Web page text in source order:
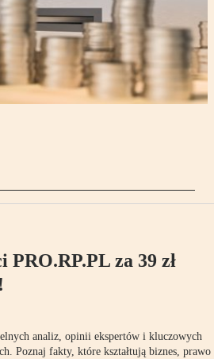
PRO.RP.PL za 39 zł
analiz, opinii ekspertów i kluczowych
Poznaj fakty, które kształtują biznes, prawo